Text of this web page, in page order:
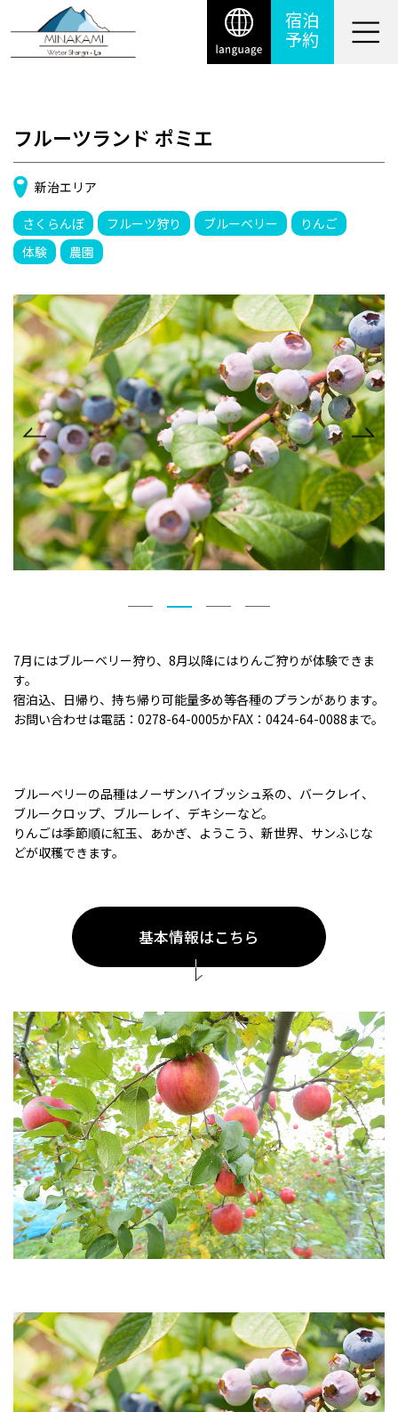
宿泊
予約
フルーツランド ポミエ
新治エリア
さくらんぼ フルーツ狩り ブルーベリー
りんご
体験
農園
7月にはブルーベリー狩り、8月以降にはりんご狩りが体験できま
す。
宿泊込、日帰り、持ち帰り可能量多め等各種のプランがあります。
お問い合わせは電話：0278-64-0005かFAX：0424-64-0088まで。
ブルーベリーの品種はノーザンハイブッシュ系の、バークレイ、
ブルークロップ、ブルーレイ、デキシーなど。
りんごは季節順に紅玉、あかぎ、ようこう、新世界、サンふじな
どが収穫できます。
基本情報はこちら